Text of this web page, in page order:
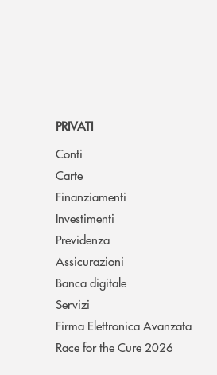
PRIVATI
Conti
Carte
Finanziamenti
Investimenti
Previdenza
Assicurazioni
Banca digitale
Servizi
Firma Elettronica Avanzata
Race for the Cure 2026